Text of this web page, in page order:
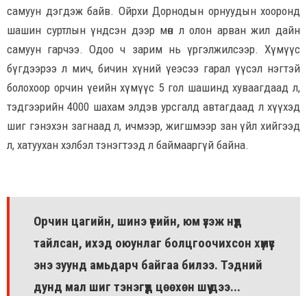
самуун дэгдэж байв. Ойрхи Дорнодын орнуудын хооронд
шашин суртлын үндсэн дээр мөн л олон арван жил дайн
самуун гарчээ. Одоо ч зарим нь үргэлжилсээр. Хүмүүс
бүгдээрээ л мич, бичин хүний үеэсээ гарал үүсэл нэгтэй
болохоор орчин үеийн хүмүүс 5 гол шашинд хуваагдаад л,
тэдгээрийн 4000 шахам элдэв урсгалд автагдаад л хүүхэд
шиг гэнэхэн загнаад л, ичмээр, жигшмээр зан үйл хийгээд
л, хатуухан хэлбэл тэнэгтээд л баймааргүй байна.
Орчин цагийн, шинэ үеийн, юм үзэж нүд
тайлсан, ихэд оюунлаг болцгоочихсон хүмүүс
энэ зуунд амьдарч байгаа билээ. Тэдний
дунд мал шиг тэнэгүүд цөөхөн шүү дээ...